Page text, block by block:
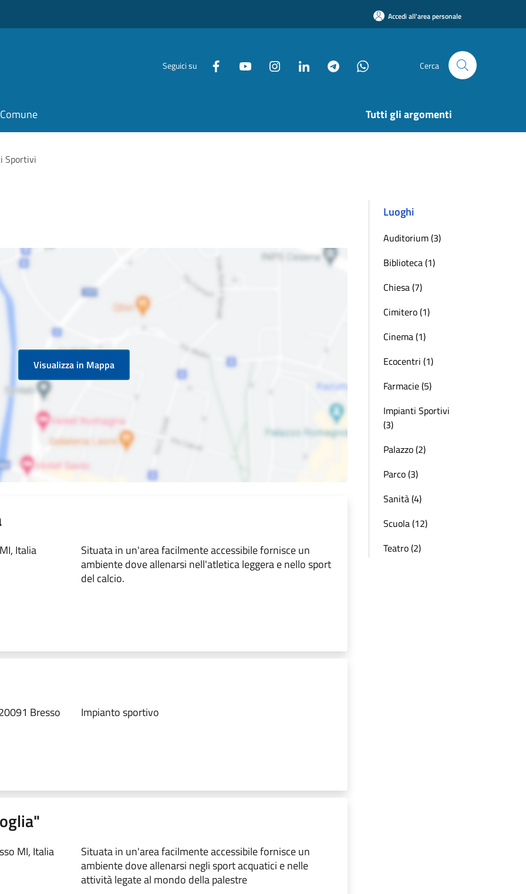
Accedi all'area personale
Seguici su Cerca
Tutti gli argomenti
Sportivi
Visualizza in Mappa
Italia
Situata in un'area facilmente accessibile fornisce un
ambiente dove allenarsi nell'atletica leggera e nello sport
del calcio.
Bresso Impianto sportivo
MI, Italia
Situata in un'area facilmente accessibile fornisce un
ambiente dove allenarsi negli sport acquatici e nelle
attività legate al mondo della palestre
Luoghi
Auditorium (3)
Biblioteca (1)
Chiesa (7)
Cimitero (1)
Cinema (1)
Ecocentri (1)
Farmacie (5)
Impianti Sportivi
(3)
Palazzo (2)
Parco (3)
Sanità (4)
Scuola (12)
Teatro (2)